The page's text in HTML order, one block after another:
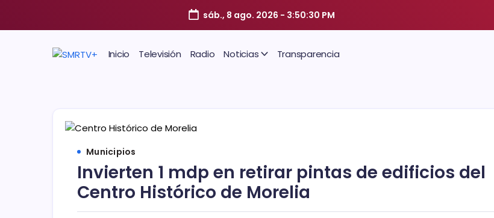
sáb., 8 ago. 2026 -3:50:31 PM
Inicio Televisión Radio Noticias Transparencia
Municipios
Invierten 1 mdp en retirar pintas de edificios del
Centro Histórico de Morelia